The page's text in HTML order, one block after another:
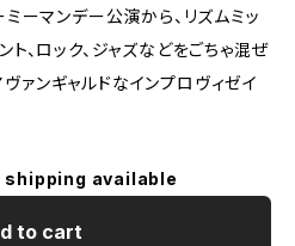
ーマンデー公演から、リズムミッ
ト、ロック、ジャズなどをごちゃ混ぜ
ァンギャルドなインプロヴィゼイ
available
to cart